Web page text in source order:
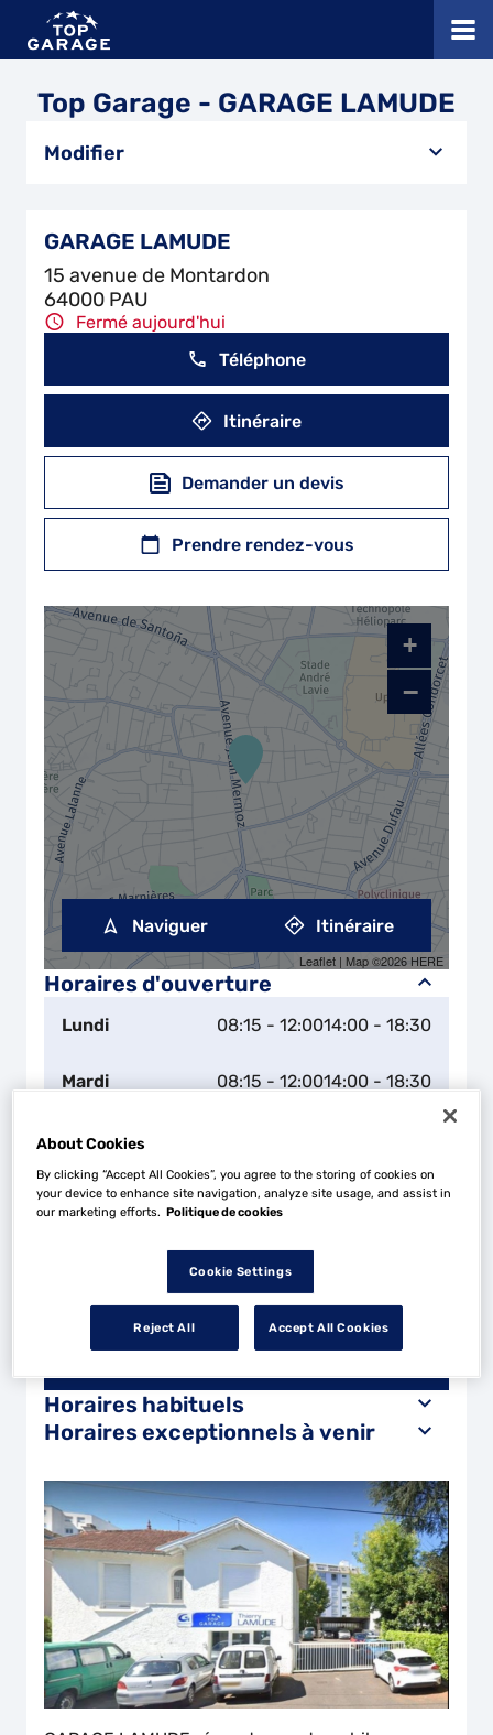
Top Garage - GARAGE LAMUDE
Modifier
GARAGE LAMUDE
15 avenue de Montardon
64000 PAU
Fermé aujourd'hui
Téléphone
Itinéraire
Demander un devis
Prendre rendez-vous
Horaires d'ouverture
Lundi 08:15 - 12:0014:00 - 18:30
Mardi 08:15 - 12:0014:00 - 18:30
Mercredi
Jeudi 08:15 - 12:0014:00 - 18:30
08:15 - 12:00
Samedi Fermé
Horaires habituels
Horaires exceptionnels à venir
+
−
Leaflet | Map ©2026 HERE
Naviguer Itinéraire
About Cookies
By clicking “Accept All Cookies”, you agree to the storing of cookies on
your device to enhance site navigation, analyze site usage, and assist in
our marketing efforts. Politique de cookies
Cookie Settings
Reject All Accept All Cookies